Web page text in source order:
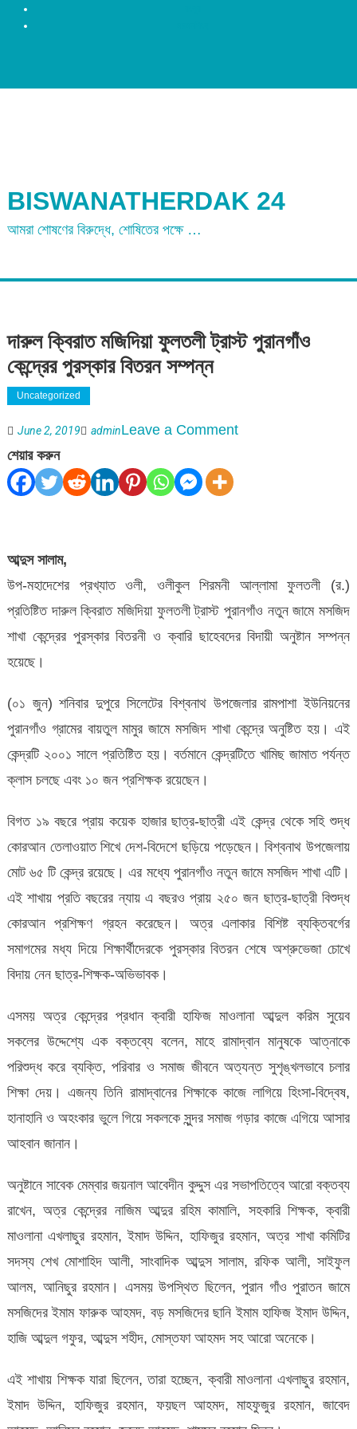
BISWANATHERDAK 24
আমরা শোষণের বিরুদ্ধে, শোষিতের পক্ষে …
দারুল ক্বিরাত মজিদিয়া ফুলতলী ট্রাস্ট পুরানগাঁও
কেন্দ্রের পুরস্কার বিতরন সম্পন্ন
Uncategorized
June 2, 2019 adminLeave a Commenton
পুরানগাঁও
কেন্দ্রের
পুরস্কার
শেয়ার করুন
আব্দুস সালাম,
উপ-মহাদেশের প্রখ্যাত ওলী, ওলীকুল শিরমনী আল্লামা ফুলতলী (র.)
প্রতিষ্টিত দারুল ক্বিরাত মজিদিয়া ফুলতলী ট্রাস্ট পুরানগাঁও নতুন জামে মসজিদ
শাখা কেন্দ্রের পুরস্কার বিতরনী ও ক্বারি ছাহেবদের বিদায়ী অনুষ্টান সম্পন্ন
হয়েছে।
(০১ জুন) শনিবার দুপুরে সিলেটের বিশ্বনাথ উপজেলার রামপাশা ইউনিয়নের
পুরানগাঁও গ্রামের বায়তুল মামুর জামে মসজিদ শাখা কেন্দ্রে অনুষ্টিত হয়। এই
কেন্দ্রটি ২০০১ সালে প্রতিষ্টিত হয়। বর্তমানে কেন্দ্রটিতে খামিছ জামাত পর্যন্ত
ক্লাস চলছে এবং ১০ জন প্রশিক্ষক রয়েছেন।
বিগত ১৯ বছরে প্রায় কয়েক হাজার ছাত্র-ছাত্রী এই কেন্দ্র থেকে সহি শুদ্ধ
কোরআন তেলাওয়াত শিখে দেশ-বিদেশে ছড়িয়ে পড়েছেন। বিশ্বনাথ উপজেলায়
মোট ৬৫ টি কেন্দ্র রয়েছে। এর মধ্যে পুরানগাঁও নতুন জামে মসজিদ শাখা এটি।
এই শাখায় প্রতি বছরের ন্যায় এ বছরও প্রায় ২৫০ জন ছাত্র-ছাত্রী বিশুদ্ধ
কোরআন প্রশিক্ষণ গ্রহন করেছেন। অত্র এলাকার বিশিষ্ট ব্যক্তিবর্গের
সমাগমের মধ্য দিয়ে শিক্ষার্থীদেরকে পুরস্কার বিতরন শেষে অশ্রুভেজা চোখে
বিদায় নেন ছাত্র-শিক্ষক-অভিভাবক।
এসময় অত্র কেন্দ্রের প্রধান ক্বারী হাফিজ মাওলানা আব্দুল করিম সুয়েব
সকলের উদ্দেশ্যে এক বক্তব্যে বলেন, মাহে রামাদ্বান মানুষকে আত্নাকে
পরিশুদ্ধ করে ব্যক্তি, পরিবার ও সমাজ জীবনে অত্যন্ত সুশৃঙ্খলভাবে চলার
শিক্ষা দেয়। এজন্য তিনি রামাদ্বানের শিক্ষাকে কাজে লাগিয়ে হিংসা-বিদ্বেষ,
হানাহানি ও অহংকার ভুলে গিয়ে সকলকে সুন্দর সমাজ গড়ার কাজে এগিয়ে আসার
আহবান জানান।
অনুষ্টানে সাবেক মেম্বার জয়নাল আবেদীন কুদ্দুস এর সভাপতিত্বে আরো বক্তব্য
রাখেন, অত্র কেন্দ্রের নাজিম আব্দুর রহিম কামালি, সহকারি শিক্ষক, ক্বারী
মাওলানা এখলাছুর রহমান, ইমাদ উদ্দিন, হাফিজুর রহমান, অত্র শাখা কমিটির
সদস্য শেখ মোশাহিদ আলী, সাংবাদিক আব্দুস সালাম, রফিক আলী, সাইফুল
আলম, আনিছুর রহমান। এসময় উপস্থিত ছিলেন, পুরান গাঁও পুরাতন জামে
মসজিদের ইমাম ফারুক আহমদ, বড় মসজিদের ছানি ইমাম হাফিজ ইমাদ উদ্দিন,
হাজি আব্দুল গফুর, আব্দুস শহীদ, মোস্তফা আহমদ সহ আরো অনেকে।
এই শাখায় শিক্ষক যারা ছিলেন, তারা হচ্ছেন, ক্বারী মাওলানা এখলাছুর রহমান,
ইমাদ উদ্দিন, হাফিজুর রহমান, ফয়ছল আহমদ, মাহফুজুর রহমান, জাবেদ